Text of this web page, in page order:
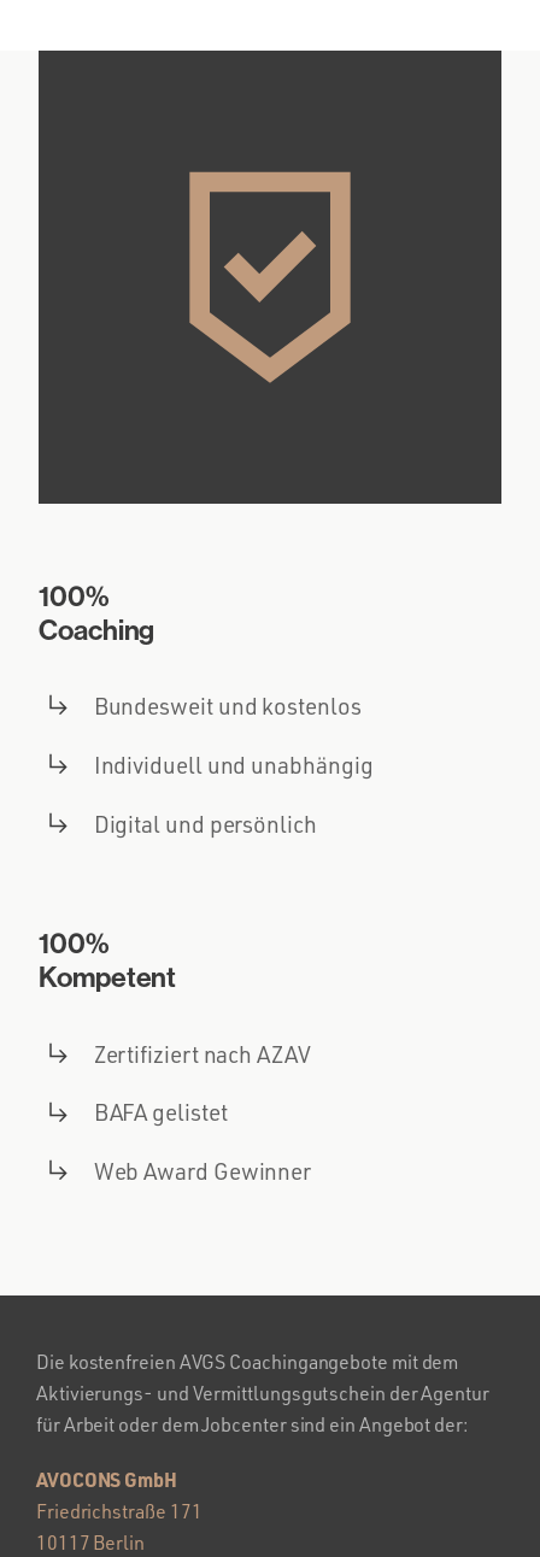
100%
Coaching
Bundesweit und kostenlos
Individuell und unabhängig
Digital und persönlich
100%
Kompetent
Zertifiziert nach AZAV
BAFA gelistet
Web Award Gewinner
Die kostenfreien AVGS Coachingangebote mit dem
Aktivierungs- und Vermittlungsgutschein der Agentur
für Arbeit oder dem Jobcenter sind ein Angebot der:
AVOCONS GmbH
Friedrichstraße 171
10117 Berlin